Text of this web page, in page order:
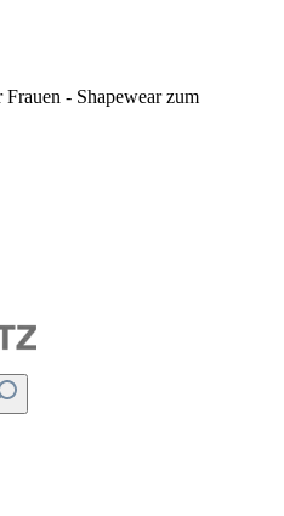
- Shapewear zum